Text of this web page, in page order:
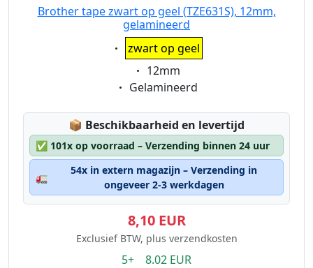
Brother tape zwart op geel (TZE631S), 12mm,
gelamineerd
Eigenschaft:
zwart op geel
Eigenschaft:
12mm
Eigenschaft:
Gelamineerd
📦 Lagerstatus:
Beschikbaarheid en levertijd
✅ 101x op voorraad – Verzending binnen 24 uur
🚛
54x in extern magazijn – Verzending in
ongeveer 2-3 werkdagen
8,10 EUR
Exclusief BTW, plus verzendkosten
5+ 8.02 EUR